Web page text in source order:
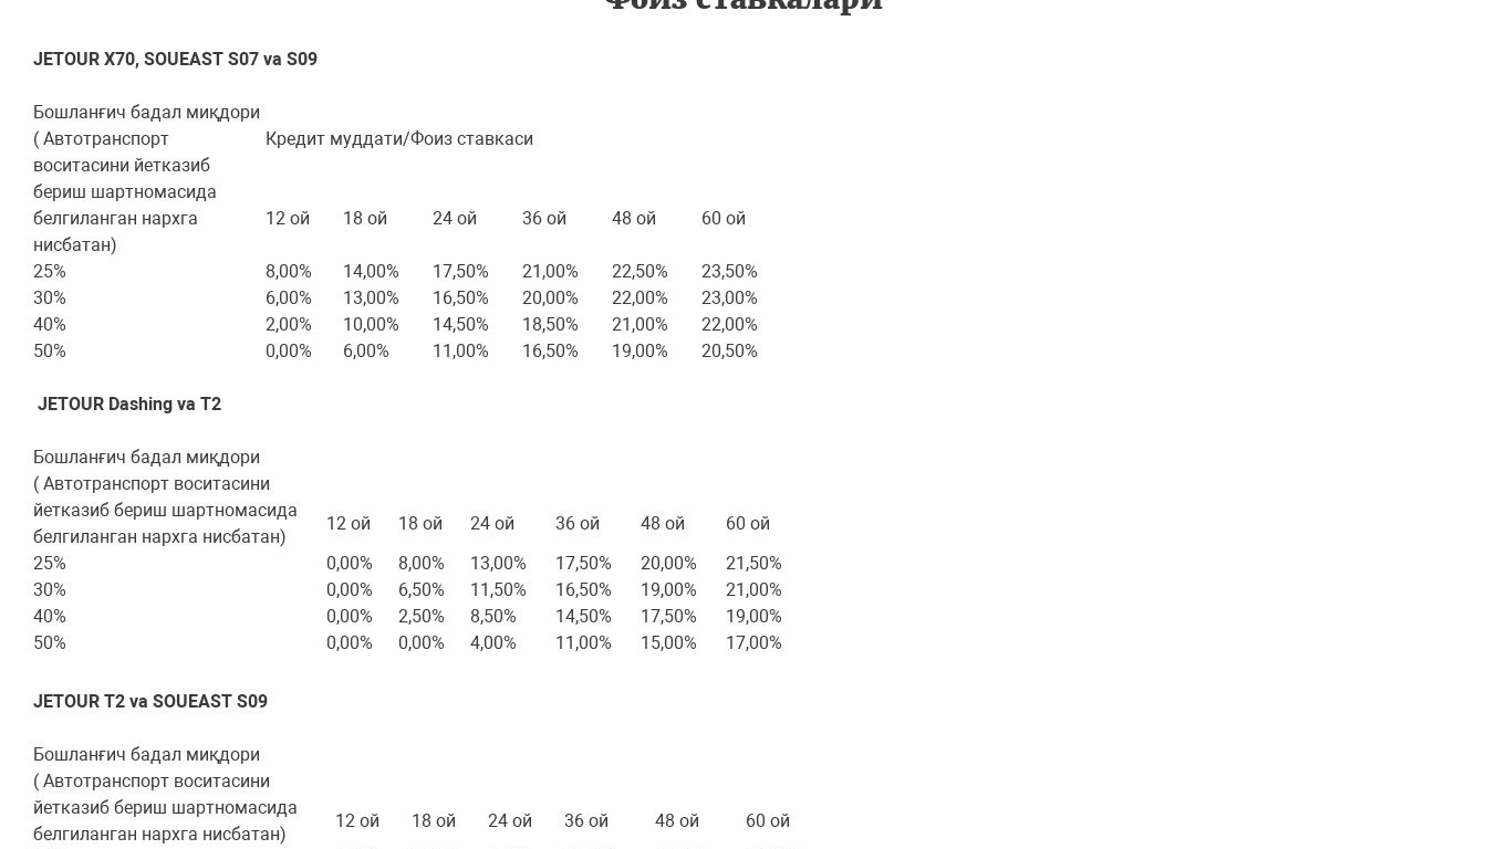
JETOUR X70, SOUEAST S07 va S09
Бошланғич бадал миқдори
( Автотранспорт
воситасини йетказиб
бериш шартномасида
белгиланган нархга
нисбатан)
Кредит муддати/Фоиз ставкаси
12 ой 18 ой 24 ой 36 ой 48 ой 60 ой
25% 8,00% 14,00% 17,50% 21,00% 22,50%
23,50%
30%
6,00% 13,00% 16,50% 20,00% 22,00%
23,00%
40%
2,00% 10,00% 14,50% 18,50% 21,00%
22,00%
50%
0,00% 6,00% 11,00% 16,50% 19,00% 20,50%
JETOUR Dashing va T2
Бошланғич бадал миқдори
( Автотранспорт воситасини
йетказиб бериш шартномасида
белгиланган нархга нисбатан)
12 ой 18 ой 24 ой 36 ой 48 ой
60 ой
25%
0,00% 8,00% 13,00% 17,50% 20,00%
21,50%
30%
0,00% 6,50% 11,50% 16,50% 19,00%
21,00%
40%
0,00% 2,50% 8,50% 14,50% 17,50%
19,00%
50%
0,00% 0,00% 4,00% 11,00% 15,00% 17,00%
JETOUR T2 va SOUEAST S09
Бошланғич бадал миқдори
( Автотранспорт воситасини
йетказиб бериш шартномасида
белгиланган нархга нисбатан)
12 ой 18 ой 24 ой 36 ой 48 ой
60 ой